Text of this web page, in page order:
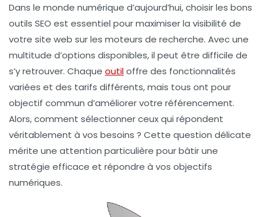
Dans le monde numérique d’aujourd’hui,choisir les bons
outils SEO est essentiel pour maximiser la visibilité de
votre site web sur les moteurs de recherche. Avec une
multitude d’options disponibles, il peut être difficile de
s’y retrouver. Chaque outiloffre des fonctionnalités
variées et des tarifs différents, mais tous ont pour
objectif commun d’améliorer votre référencement.
Alors, comment sélectionner ceux qui répondent
véritablement à vos besoins ? Cette question délicate
mérite une attention particulière pour bâtir une
stratégie efficace et répondre à vos objectifs
numériques.